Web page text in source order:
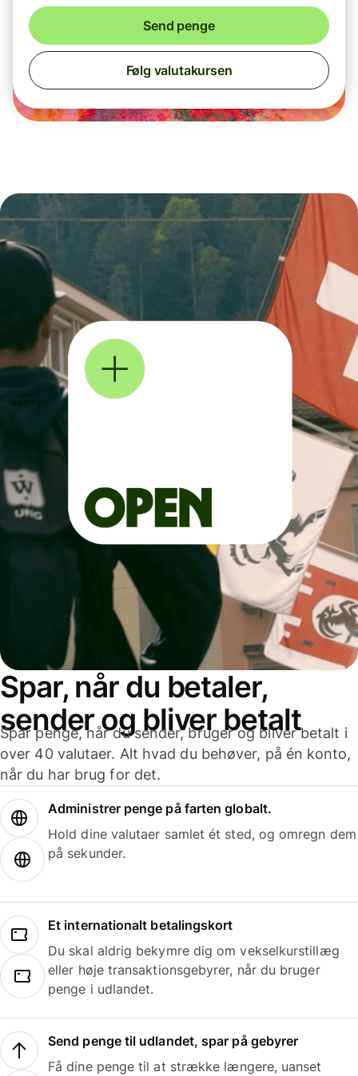
Send penge
Følg valutakursen
Spar, når du betaler,
sender og bliver betalt
Spar penge, når du sender, bruger og bliver betalt i
over 40 valutaer. Alt hvad du behøver, på én konto,
når du har brug for det.
Administrer penge på farten globalt.
Hold dine valutaer samlet ét sted, og omregn dem
på sekunder.
Et internationalt betalingskort
Du skal aldrig bekymre dig om vekselkurstillæg
eller høje transaktionsgebyrer, når du bruger
penge i udlandet.
Send penge til udlandet, spar på gebyrer
Få dine penge til at strække længere, uanset